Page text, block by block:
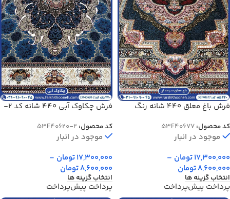
فرش باغ معلق 440 شانه رنگ
کد محصول:53F40677
موجود در انبار
17,300,000تومان –
8,600,000تومان
انتخاب گزینه ها
پرداخت پیش‌پرداخت
فرش چکاوک آبی 440 شانه کد 2-
کد محصول: 53F40620-2
موجود در انبار
17,300,000تومان –
8,600,000تومان
انتخاب گزینه ها
پرداخت پیش‌پرداخت